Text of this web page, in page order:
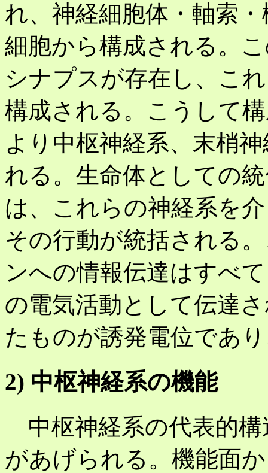
れ、神経細胞体・軸索
細胞から構成される。
シナプスが存在し、こ
構成される。こうして
より中枢神経系、末梢
れる。生命体としての
は、これらの神経系を
その行動が統括される
ンへの情報伝達はすべ
の電気活動として伝達
たものが誘発電位であ
2) 中枢神経系の機能
中枢神経系の代表的構
があげられる。機能面